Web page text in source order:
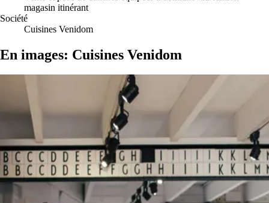
magasin itinérant
Société
Cuisines Venidom
En images: Cuisines Venidom